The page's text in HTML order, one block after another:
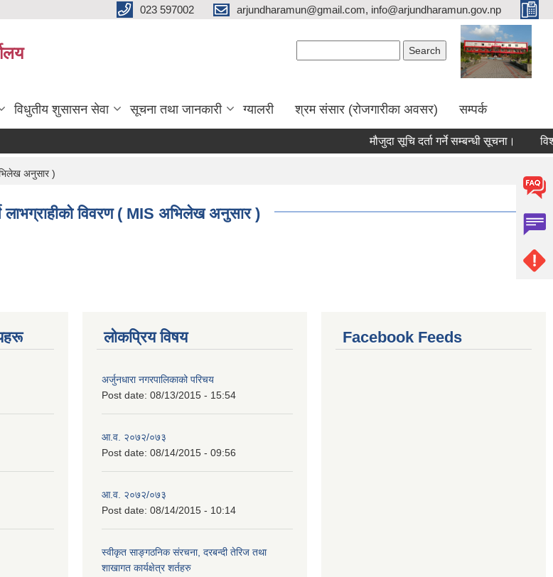
023 597002 arjundharamun@gmail.com, info@arjundharamun.gov.np
विधुतीय शुसासन सेवा सूचना तथा जानकारी ग्यालरी श्रम संसार (रोजगारीका अवसर) सम्पर्क
मौजुदा सूचि दर्ता गर्ने सम्बन्धी सूचना।
अनुसार )
लाभग्राहीको विवरण ( MIS अभिलेख अनुसार )
लोकप्रिय विषय
अर्जुनधारा नगरपालिकाको परिचय
Post date: 08/13/2015 - 15:54
आ.व. २०७२/०७३
Post date: 08/14/2015 - 09:56
आ.व. २०७२/०७३
Post date: 08/14/2015 - 10:14
स्वीकृत साङ्गठनिक संरचना, दरबन्दी तेरिज तथा
शाखागत कार्यक्षेत्र शर्तहरु
Facebook Feeds